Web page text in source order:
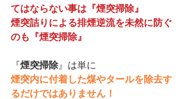
てはならない事は『煙突掃除』
煙突詰りによる排煙逆流を未然に防ぐ
のも『煙突掃除』
『煙突掃除』は単に
煙突内に付着した煤やタールを除去す
るだけではありません！